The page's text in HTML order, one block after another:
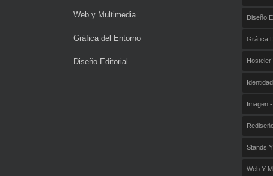
Web y Multimedia
Gráfica del Entorno
Diseño Editorial
Diseño
Gráfica
Imagen
Stands
Web Y